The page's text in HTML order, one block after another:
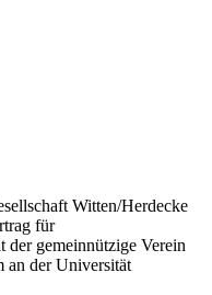
Witten/Herdecke
für
der gemeinnützige Verein
an der Universität